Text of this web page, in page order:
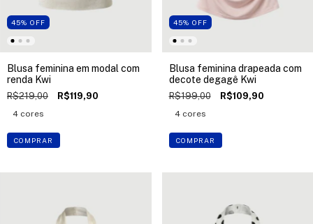
45% OFF
Blusa feminina em modal com
renda Kwi
R$219,00 R$119,90
4 cores
COMPRAR
45% OFF
Blusa feminina drapeada com
decote degagê Kwi
R$199,00 R$109,90
4 cores
COMPRAR